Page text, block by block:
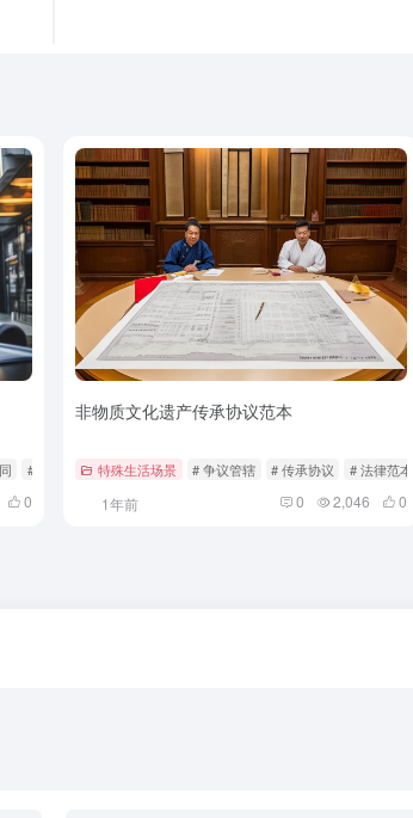
# 权利义务
0
非物质文化遗产传承协议范本
特殊生活场景 # 争议管辖 # 传承协议 # 法律范本
1年前 0 2,046 0